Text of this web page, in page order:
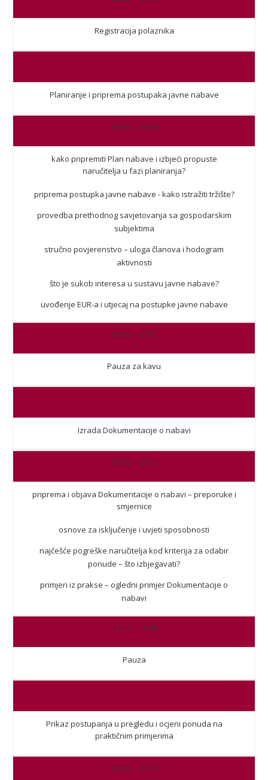
Registracija polaznika
Planiranje i priprema postupaka javne nabave
09:00 – 10:30
kako pripremiti Plan nabave i izbjeći propuste
naručitelja u fazi planiranja?
priprema postupka javne nabave - kako istražiti tržište?
provedba prethodnog savjetovanja sa gospodarskim
subjektima
stručno povjerenstvo – uloga članova i hodogram
aktivnosti
što je sukob interesa u sustavu javne nabave?
uvođenje EUR-a i utjecaj na postupke javne nabave
10:30 – 10:45
Pauza za kavu
Izrada Dokumentacije o nabavi
10:45 – 12:15
priprema i objava Dokumentacije o nabavi – preporuke i
smjernice
osnove za isključenje i uvjeti sposobnosti
najčešće pogreške naručitelja kod kriterija za odabir
ponude – što izbjegavati?
primjeri iz prakse – ogledni primjer Dokumentacije o
nabavi
12:15 – 13:00
Pauza
Prikaz postupanja u pregledu i ocjeni ponuda na
praktičnim primjerima
13:00 – 14:30